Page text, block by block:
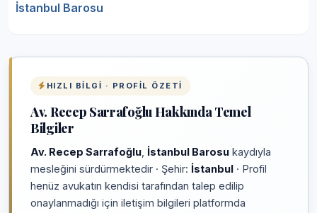
İstanbul Barosu
HIZLI BILGI · PROFIL ÖZETI
Av. Recep Sarrafoğlu Hakkında Temel
Bilgiler
Av. Recep Sarrafoğlu İstanbul Barosu kaydıyla
mesleğini sürdürmektedir · Şehir: İstanbul · Profil
henüz avukatın kendisi tarafından talep edilip
onaylanmadığı için iletişim bilgileri platformda